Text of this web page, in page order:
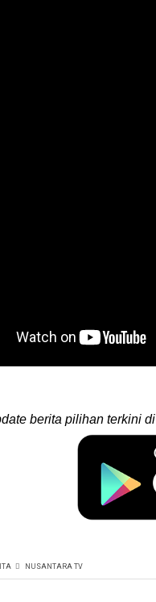
berita pilihan terkini di
NUSANTARA TV